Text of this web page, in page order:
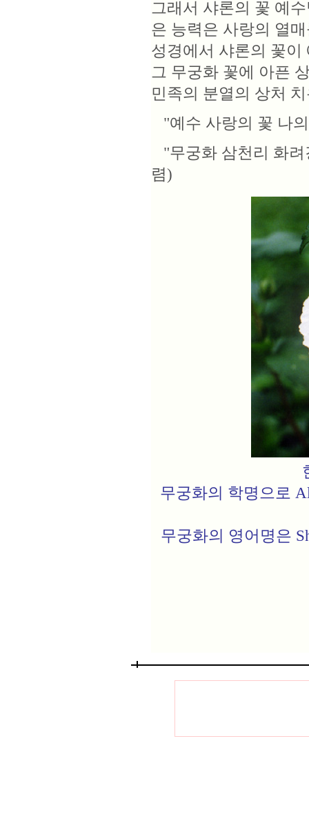
그래서 샤론의 꽃 예
은 능력은 사랑의 열
성경에서 샤론의 꽃이
그 무궁화 꽃에 아픈
민족의 분열의 상처
"예수 사랑의 꽃 나
"무궁화 삼천리 화려
렴)
무궁화의 학명으로
무궁화의 영어명은